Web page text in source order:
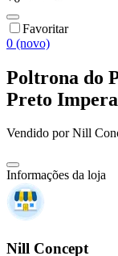
Favoritar
0 (novo)
Poltrona do
Preto
Vendido porNill
Informações da loja
Nill Concept